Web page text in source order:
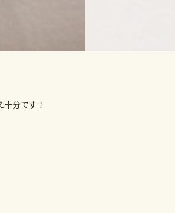
分です！